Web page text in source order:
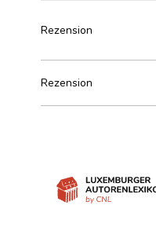
Rezension
Rezension